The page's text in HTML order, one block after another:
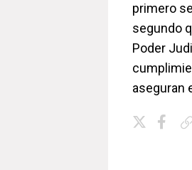
primero
segundo
Poder
aseguran